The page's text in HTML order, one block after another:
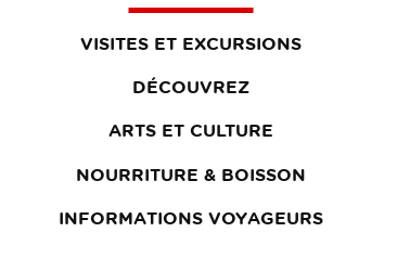
VISITES ET EXCURSIONS
DÉCOUVREZ
ARTS ET CULTURE
NOURRITURE & BOISSON
INFORMATIONS VOYAGEURS